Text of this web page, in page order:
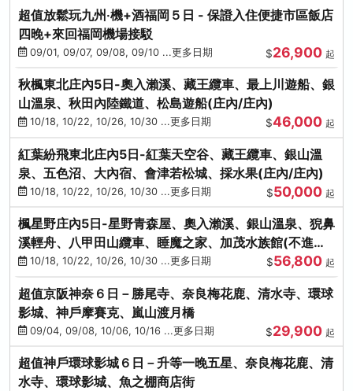
超值放鬆玩九州‧機+酒福岡５日 - 保證入住便捷市區飯店
四晚+來回福岡機場接駁
09/01, 09/07, 09/08, 09/10 ...更多日期 $26,900 起
秋楓東北庄內5日-奧入瀨溪、藏王纜車、最上川遊船、銀
山溫泉、秋田內陸鐵道、松島遊船(庄內/庄內)
10/18, 10/22, 10/26, 10/30 ...更多日期 $46,000 起
紅葉紛飛東北庄內5日-紅葉天空谷、藏王纜車、銀山溫
泉、五色沼、大內宿、會津若松城、採水果(庄內/庄內)
10/18, 10/22, 10/26, 10/30 ...更多日期 $50,000 起
楓星野庄內5日-星野青森屋、奧入瀨溪、銀山溫泉、猊鼻
溪輕舟、八甲田山纜車、睡魔之家、加茂水族館(不進店)
(庄內/庄內)
10/18, 10/22, 10/26, 10/30 ...更多日期 $56,800 起
超值京阪神奈６日－勝尾寺、奈良梅花鹿、清水寺、環球
影城、神戶摩賽克、嵐山渡月橋
09/04, 09/08, 10/06, 10/16 ...更多日期 $29,900 起
超值神戶環球影城６日－升等一晚五星、奈良梅花鹿、清
水寺、環球影城、魚之棚商店街